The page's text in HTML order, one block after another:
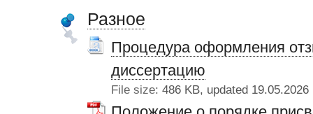
Разное
Процедура оформления
диссертацию
File size: 486 KB, updated 19.05.2026